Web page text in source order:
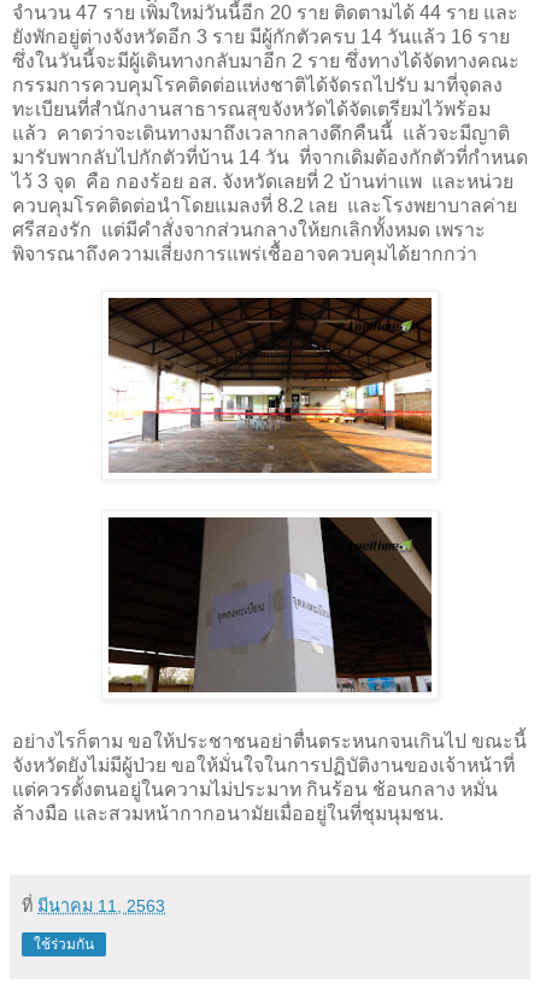
จำนวน 47 ราย เพิ่มใหม่วันนี้อีก 20 ราย ติดตามได้ 44 ราย และ
ยังพักอยู่ต่างจังหวัดอีก 3 ราย มีผู้กักตัวครบ 14 วันแล้ว 16 ราย
ซึ่งในวันนี้จะมีผู้เดินทางกลับมาอีก 2 ราย ซึ่งทางได้จัดทางคณะ
กรรมการควบคุมโรคติดต่อแห่งชาติได้จัดรถไปรับ มาที่จุดลง
ทะเบียนที่สำนักงานสาธารณสุขจังหวัดได้จัดเตรียมไว้พร้อม
แล้ว คาดว่าจะเดินทางมาถึงเวลากลางดึกคืนนี้ แล้วจะมีญาติ
มารับพากลับไปกักตัวที่บ้าน 14 วัน ที่จากเดิมต้องกักตัวที่กำหนด
ไว้ 3 จุด คือ กองร้อย อส. จังหวัดเลยที่ 2 บ้านท่าแพ และหน่วย
ควบคุมโรคติดต่อนำโดยแมลงที่ 8.2 เลย และโรงพยาบาลค่าย
ศรีสองรัก แต่มีคำสั่งจากส่วนกลางให้ยกเลิกทั้งหมด เพราะ
พิจารณาถึงความเสี่ยงการแพร่เชื้ออาจควบคุมได้ยากกว่า
อย่างไรก็ตาม ขอให้ประชาชนอย่าตื่นตระหนกจนเกินไป ขณะนี้
จังหวัดยังไม่มีผู้ป่วย ขอให้มั่นใจในการปฏิบัติงานของเจ้าหน้าที่
แต่ควรตั้งตนอยู่ในความไม่ประมาท กินร้อน ช้อนกลาง หมั่น
ล้างมือ และสวมหน้ากากอนามัยเมื่ออยู่ในที่ชุมนุมชน.
ที่ มีนาคม 11, 2563
ใช้ร่วมกัน